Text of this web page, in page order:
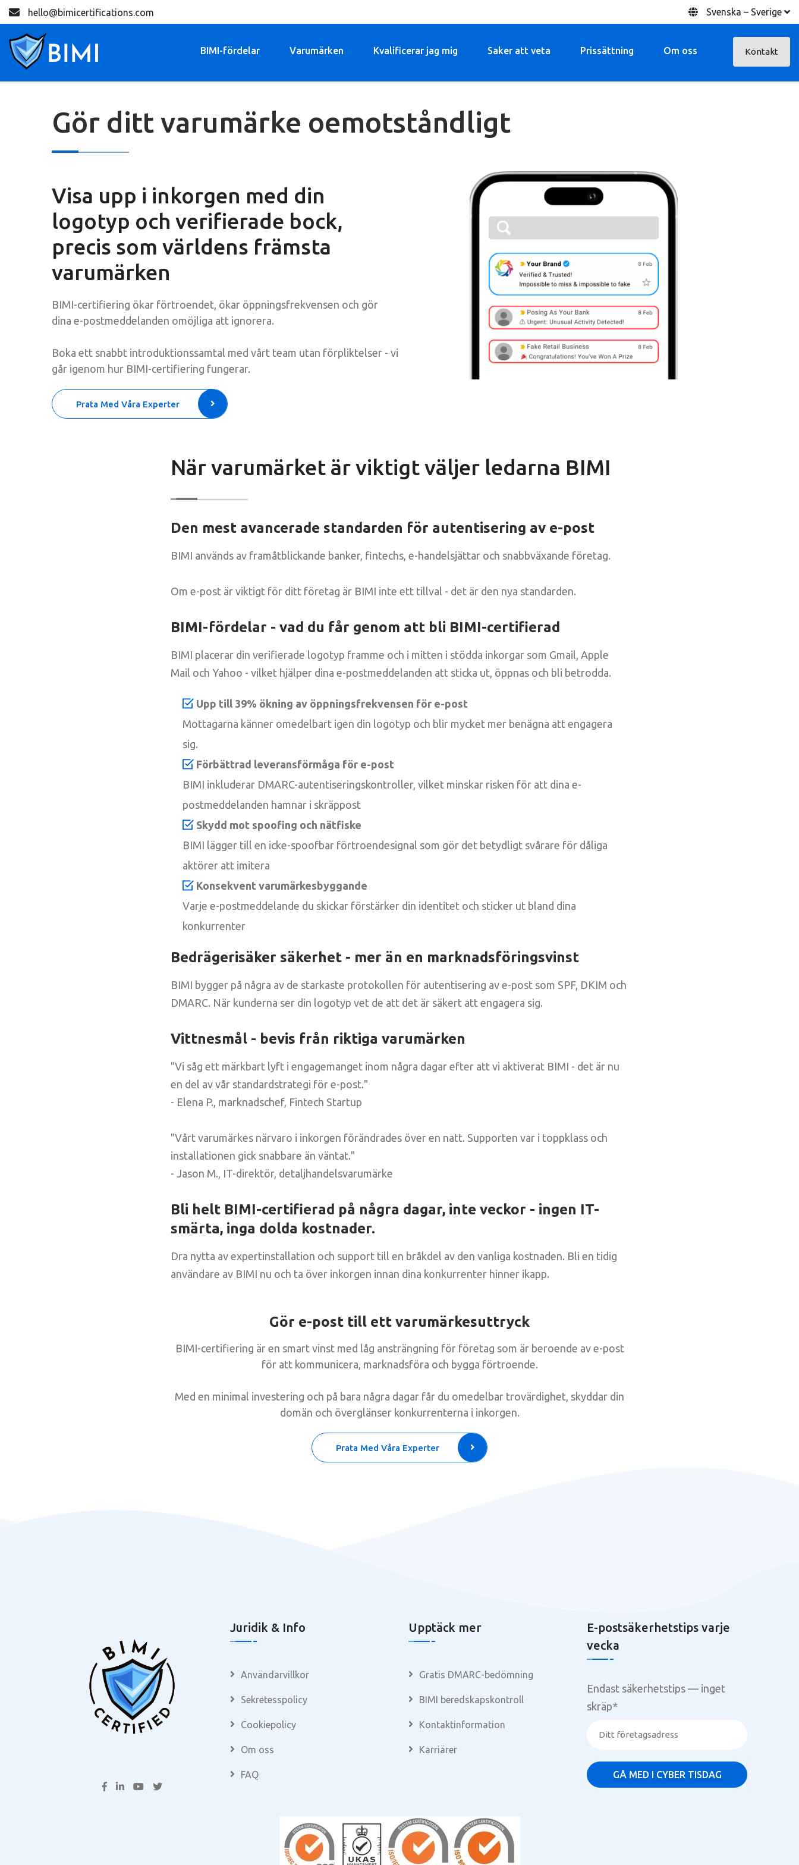
hello@bimicertifications.com Svenska – Sverige
BIMI-fördelar Varumärken Kvalificerar jag mig Saker att veta Prissättning Om oss Kontakt
Gör ditt varumärke oemotståndligt
Visa upp i inkorgen med din
logotyp och verifierade bock,
precis som världens främsta
varumärken
BIMI-certifiering ökar förtroendet, ökar öppningsfrekvensen och gör
dina e-postmeddelanden omöjliga att ignorera.
Boka ett snabbt introduktionssamtal med vårt team utan förpliktelser - vi
går igenom hur BIMI-certifiering fungerar.
Prata Med Våra Experter
När varumärket är viktigt väljer ledarna BIMI
Den mest avancerade standarden för autentisering av e-post
BIMI används av framåtblickande banker, fintechs, e-handelsjättar och snabbväxande företag.
Om e-post är viktigt för ditt företag är BIMI inte ett tillval - det är den nya standarden.
BIMI-fördelar - vad du får genom att bli BIMI-certifierad
BIMI placerar din verifierade logotyp framme och i mitten i stödda inkorgar som Gmail, Apple
Mail och Yahoo - vilket hjälper dina e-postmeddelanden att sticka ut, öppnas och bli betrodda.
Upp till 39% ökning av öppningsfrekvensen för e-post
Mottagarna känner omedelbart igen din logotyp och blir mycket mer benägna att engagera
sig.
Förbättrad leveransförmåga för e-post
BIMI inkluderar DMARC-autentiseringskontroller, vilket minskar risken för att dina e-
postmeddelanden hamnar i skräppost
Skydd mot spoofing och nätfiske
BIMI lägger till en icke-spoofbar förtroendesignal som gör det betydligt svårare för dåliga
aktörer att imitera
Konsekvent varumärkesbyggande
Varje e-postmeddelande du skickar förstärker din identitet och sticker ut bland dina
konkurrenter
Bedrägerisäker säkerhet - mer än en marknadsföringsvinst
BIMI bygger på några av de starkaste protokollen för autentisering av e-post som SPF, DKIM och
DMARC. När kunderna ser din logotyp vet de att det är säkert att engagera sig.
Vittnesmål - bevis från riktiga varumärken
"Vi såg ett märkbart lyft i engagemanget inom några dagar efter att vi aktiverat BIMI - det är nu
en del av vår standardstrategi för e-post."
- Elena P., marknadschef, Fintech Startup
"Vårt varumärkes närvaro i inkorgen förändrades över en natt. Supporten var i toppklass och
installationen gick snabbare än väntat."
- Jason M., IT-direktör, detaljhandelsvarumärke
Bli helt BIMI-certifierad på några dagar, inte veckor - ingen IT-
smärta, inga dolda kostnader.
Dra nytta av expertinstallation och support till en bråkdel av den vanliga kostnaden. Bli en tidig
användare av BIMI nu och ta över inkorgen innan dina konkurrenter hinner ikapp.
Gör e-post till ett varumärkesuttryck
BIMI-certifiering är en smart vinst med låg ansträngning för företag som är beroende av e-post
för att kommunicera, marknadsföra och bygga förtroende.
Med en minimal investering och på bara några dagar får du omedelbar trovärdighet, skyddar din
domän och överglänser konkurrenterna i inkorgen.
Prata Med Våra Experter
Juridik & Info
Användarvillkor
Sekretesspolicy
Cookiepolicy
Om oss
FAQ
Upptäck mer
Gratis DMARC-bedömning
BIMI beredskapskontroll
Kontaktinformation
Karriärer
E-postsäkerhetstips varje
vecka
Endast säkerhetstips — inget
skräp*